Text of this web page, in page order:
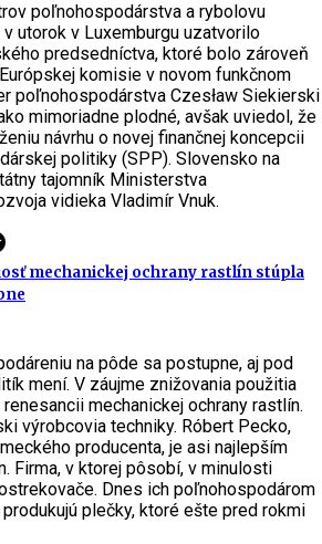
poľnohospodárstva a rybolovu
utorok v Luxemburgu uzatvorilo
predsedníctva, ktoré bolo zároveň
komisie v novom funkčnom
poľnohospodárstva Czesław Siekierski
mimoriadne plodné, avšak uviedol, že
návrhu o novej finančnej koncepcii
politiky (SPP). Slovensko na
tajomník Ministerstva
vidieka Vladimír Vnuk.
mechanickej ochrany rastlín stúpla
na pôde sa postupne, aj pod
mení. V záujme znižovania použitia
mechanickej ochrany rastlín.
výrobcovia techniky. Róbert Pecko,
producenta, je asi najlepším
Firma, v ktorej pôsobí, v minulosti
Dnes ich poľnohospodárom
produkujú plečky, ktoré ešte pred rokmi